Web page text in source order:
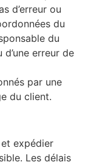
d’erreur ou
du
du
erreur de
par une
du client.
expédier
Les délais